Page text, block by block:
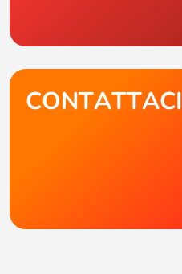
CONTATTACI